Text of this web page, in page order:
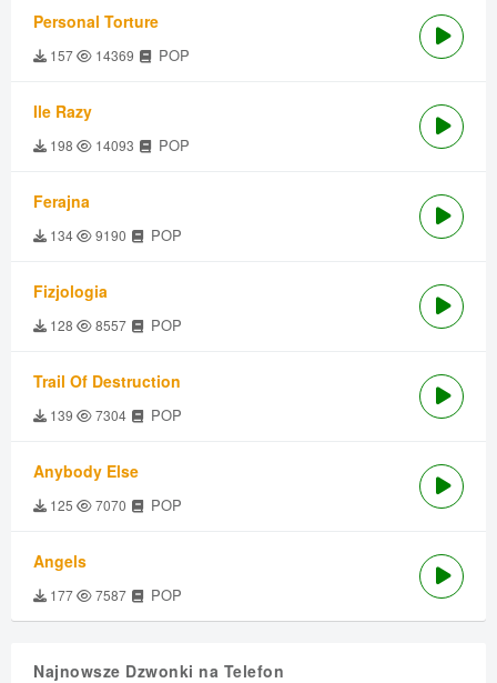
Personal Torture
157 14369 POP
Ile Razy
198 14093 POP
Ferajna
134 9190 POP
Fizjologia
128 8557 POP
Trail Of Destruction
139 7304 POP
Anybody Else
125 7070 POP
Angels
177 7587 POP
Najnowsze Dzwonki na Telefon